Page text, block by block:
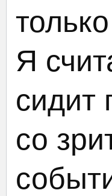
Я
сидит
со